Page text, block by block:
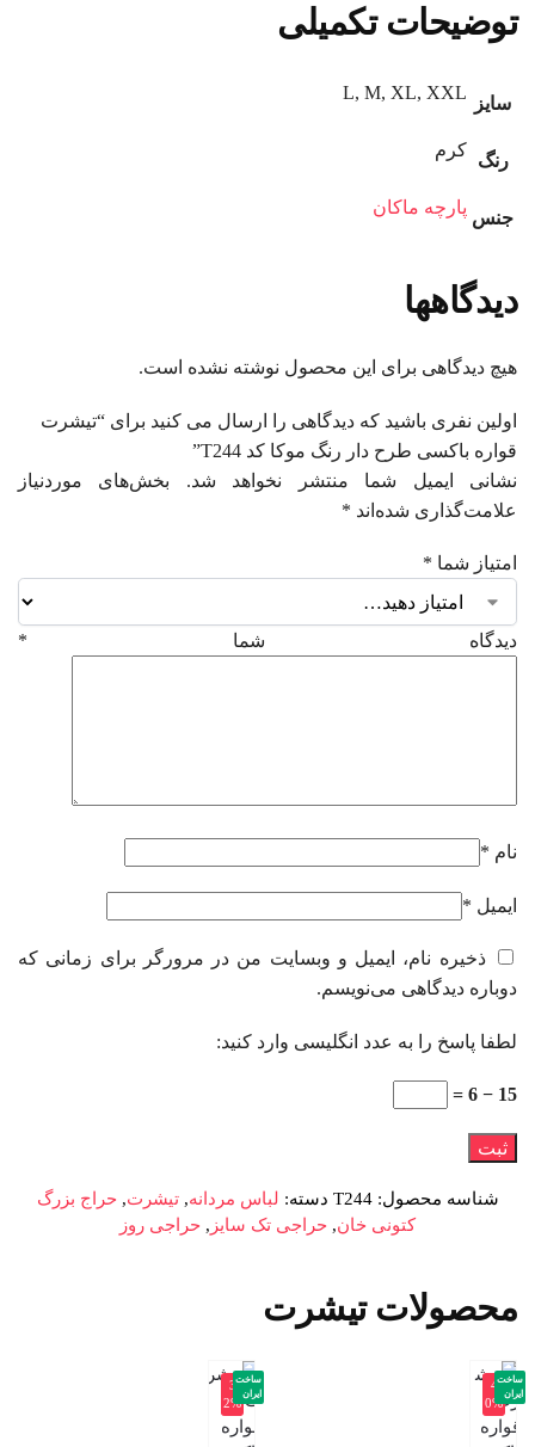
توضیحات تکمیلی
سایز
L, M, XL, XXL
رنگ
کرم
جنس
پارچه ماکان
دیدگاهها
هیچ دیدگاهی برای این محصول نوشته نشده است.
اولین نفری باشید که دیدگاهی را ارسال می کنید برای “تیشرت
قواره باکسی طرح دار رنگ موکا کد T244”
نشانی ایمیل شما منتشر نخواهد شد.
بخش‌های موردنیاز
علامت‌گذاری شده‌اند *
امتیاز شما *
دیدگاه شما *
نام *
ایمیل *
ذخیره نام، ایمیل و وبسایت من در مرورگر برای زمانی که
دوباره دیدگاهی می‌نویسم.
لطفا پاسخ را به عدد انگلیسی وارد کنید:
15 − 6 =
شناسه محصول:T244 دسته: لباس مردانه,تیشرت, حراج بزرگ
کتونی خان, حراجی تک سایز , حراجی روز
محصولات تیشرت
-4
0%
ساخت
ایران
-3
2%
ساخت
ایران